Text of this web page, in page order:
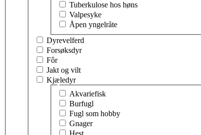
Tuberkulose hos høns
Valpesyke
Åpen yngelråte
Dyrevelferd
Forsøksdyr
Fôr
Jakt og vilt
Kjæledyr
Velg tema innen kjæledyr
Akvariefisk
Burfugl
Fugl som hobby
Gnager
Hest